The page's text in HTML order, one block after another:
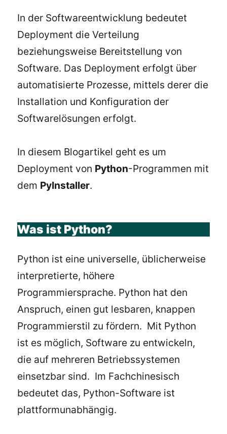
In der Softwareentwicklung bedeutet
Deployment die Verteilung
beziehungsweise Bereitstellung von
Software. Das Deployment erfolgt über
automatisierte Prozesse, mittels derer die
Installation und Konfiguration der
Softwarelösungen erfolgt.
In diesem Blogartikel geht es um
Deployment von Python-Programmen mit
dem PyInstaller.
Was ist Python?
Python ist eine universelle, üblicherweise
interpretierte, höhere
Programmiersprache. Python hat den
Anspruch, einen gut lesbaren, knappen
Programmierstil zu fördern. Mit Python
ist es möglich, Software zu entwickeln,
die auf mehreren Betriebssystemen
einsetzbar sind. Im Fachchinesisch
bedeutet das, Python-Software ist
plattformunabhängig.